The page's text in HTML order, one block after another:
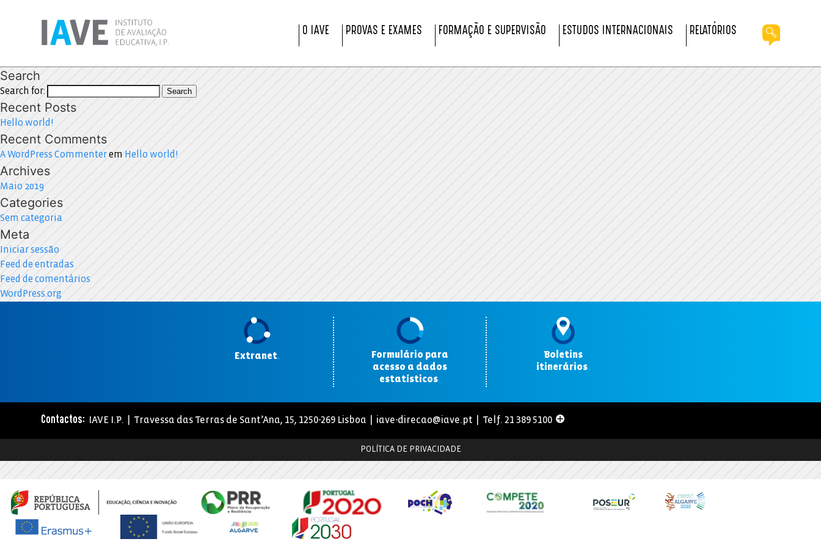
O IAVE PROVAS E EXAMES FORMAÇÃO E SUPERVISÃO ESTUDOS INTERNACIONAIS RELATÓRIOS
Search
Search for: Search
Recent Posts
Hello world!
Recent Comments
A WordPress Commenterem Hello world!
Archives
Maio 2019
Categories
Sem categoria
Meta
Iniciar sessão
Feed de entradas
Feed de comentários
WordPress.org
Extranet.
Formulário para
acesso a dados
estatísticos.
Boletins
itinerários.
Contactos: IAVE I.P. | Travessa das Terras de Sant’Ana, 15, 1250-269 Lisboa | iave-direcao@iave.pt | Telf. 21 389 5100
POLÍTICA DE PRIVACIDADE